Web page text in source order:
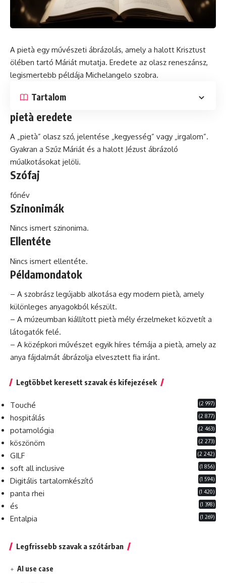
A pietà egy művészeti ábrázolás, amely a halott Krisztust
ölében tartó Máriát mutatja. Eredete az olasz reneszánsz,
legismertebb példája Michelangelo szobra.
Tartalom
pietà eredete
A „pietà” olasz szó, jelentése „kegyesség” vagy „irgalom”.
Gyakran a Szűz Máriát és a halott Jézust ábrázoló
műalkotásokat jelöli.
Szófaj
főnév
Szinonimák
Nincs ismert szinonima.
Ellentéte
Nincs ismert ellentéte.
Példamondatok
– A szobrász legújabb alkotása egy modern pietà, amely
különleges anyagokból készült.
– A múzeumban kiállított pietà mély érzelmeket közvetít a
látogatók felé.
– A középkori művészet egyik híres témája a pietà, amely az
anya fájdalmát ábrázolja elvesztett fia iránt.
Legtöbbet keresett szavak és kifejezések
Touché (2 997)
hospitálás (2 877)
potamológia (2 463)
köszönöm (2 273)
GILF (2 242)
soft all inclusive (1 856)
Digitális tartalomkészítő (1 594)
panta rhei (1 420)
és (1 398)
Entalpia (1 269)
Legfrissebb szavak a szótárban
AI use case